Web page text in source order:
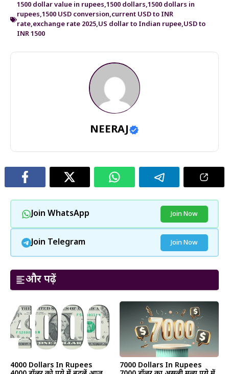
1500 dollar value in rupees,1500 dollars,1500 dollars in
rupees,1500 USD conversion,current USD to INR
rate,exchange rate 2025,US dollar to Indian rupee,USD to
INR 1500
NEERAJ
Join WhatsApp Join Now
Join Telegram Join Now
और पढ़ें
4000 Dollars In Rupees
7000 Dollars In Rupees